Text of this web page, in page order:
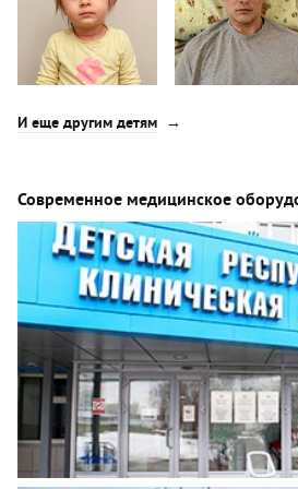
И еще другим детям
Современное медицинское